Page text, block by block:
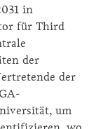
in
für Third
der
der
um